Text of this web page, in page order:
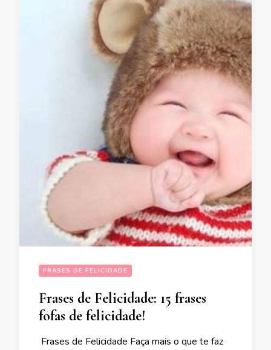
FRASES DE FELICIDADE
Frases de Felicidade: 15 frases
fofas de felicidade!
Frases de Felicidade Faça mais o que te faz